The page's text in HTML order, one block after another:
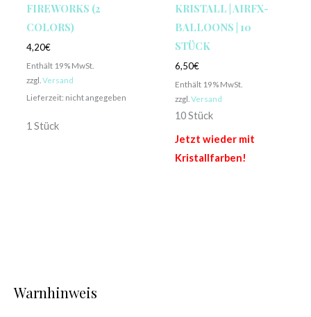
FIREWORKS (2
COLORS)
4,20€
Enthält 19% MwSt.
zzgl. Versand
Lieferzeit: nicht angegeben
1 Stück
KRISTALL | AIRFX-
BALLOONS | 10
STÜCK
6,50€
Enthält 19% MwSt.
zzgl. Versand
10 Stück
Jetzt wieder mit
Kristallfarben!
Warnhinweis